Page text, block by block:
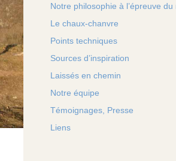
Notre philosophie à l’épreuve du
Le chaux-chanvre
Points techniques
Sources d’inspiration
Laissés en chemin
Notre équipe
Témoignages, Presse
Liens